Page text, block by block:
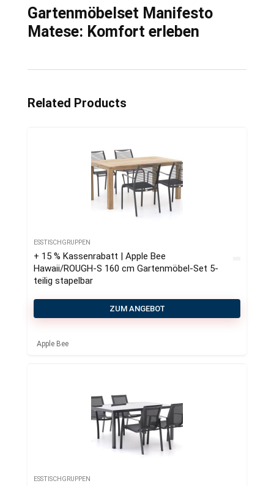
Gartenmöbelset Manifesto
Matese: Komfort erleben
Related Products
ESSTISCHGRUPPEN
+ 15 % Kassenrabatt | Apple Bee
Hawaii/ROUGH-S 160 cm Gartenmöbel-Set 5-
teilig stapelbar
ZUM ANGEBOT
Apple Bee
ESSTISCHGRUPPEN